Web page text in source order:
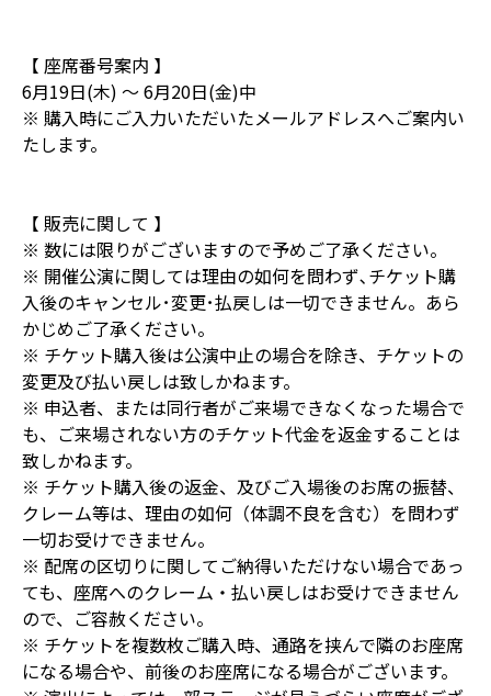
【 座席番号案内 】
6月19日(木) ～ 6月20日(金)中
※ 購入時にご入力いただいたメールアドレスへご案内い
たします。
【 販売に関して 】
※ 数には限りがございますので予めご了承ください。
※ 開催公演に関しては理由の如何を問わず､チケット購
入後のキャンセル･変更･払戻しは一切できません。あら
かじめご了承ください。
※ チケット購入後は公演中止の場合を除き、チケットの
変更及び払い戻しは致しかねます。
※ 申込者、または同行者がご来場できなくなった場合で
も、ご来場されない方のチケット代金を返金することは
致しかねます。
※ チケット購入後の返金、及びご入場後のお席の振替、
クレーム等は、理由の如何（体調不良を含む）を問わず
一切お受けできません。
※ 配席の区切りに関してご納得いただけない場合であっ
ても、座席へのクレーム・払い戻しはお受けできません
ので、ご容赦ください。
※ チケットを複数枚ご購入時、通路を挟んで隣のお座席
になる場合や、前後のお座席になる場合がございます。